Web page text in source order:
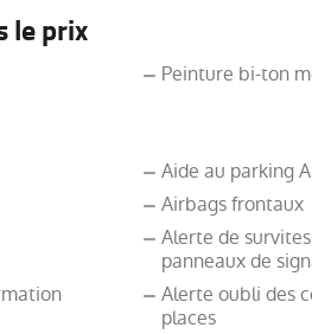
le prix
Peinture bi-ton
Aide au parking
Airbags frontaux
Alerte de
panneaux de
Alerte oubli des
places